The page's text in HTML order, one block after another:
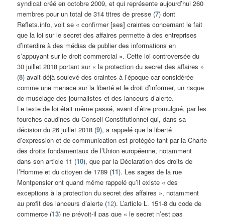
syndicat créé en octobre 2009, et qui représente aujourd’hui 260
membres pour un total de 314 titres de presse (7) dont
Reflets.info, voit se « confirmer [ses] craintes concernant le fait
que la loi sur le secret des affaires permette à des entreprises
d’interdire à des médias de publier des informations en
s’appuyant sur le droit commercial ». Cette loi controversée du
30 juillet 2018 portant sur « la protection du secret des affaires »
(8) avait déjà soulevé des craintes à l’époque car considérée
comme une menace sur la liberté et le droit d’informer, un risque
de muselage des journalistes et des lanceurs d’alerte.
Le texte de loi était même passé, avant d’être promulgué, par les
fourches caudines du Conseil Constitutionnel qui, dans sa
décision du 26 juillet 2018 (9), a rappelé que la liberté
d’expression et de communication est protégée tant par la Charte
des droits fondamentaux de l’Union européenne, notamment
dans son article 11 (10), que par la Déclaration des droits de
l’Homme et du citoyen de 1789 (11). Les sages de la rue
Montpensier ont quand même rappelé qu’il existe « des
exceptions à la protection du secret des affaires », notamment
au profit des lanceurs d’alerte (12). L’article L. 151-8 du code de
commerce (13) ne prévoit-il pas que « le secret n’est pas